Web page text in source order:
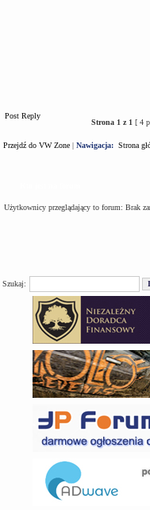
Post Reply
Strona 1 z 1 [ 4
Przejdź do VW Zone | Nawigacja: Strona
Użytkownicy przeglądający to forum: Brak
Szukaj: